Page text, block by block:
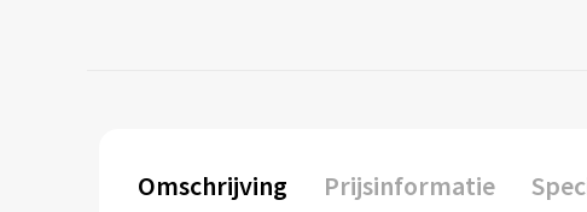
Omschrijving Prijsinformatie